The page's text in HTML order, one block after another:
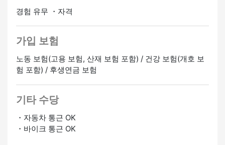
경험 유무 ・자격
가입 보험
노동 보험(고용 보험, 산재 보험 포함) / 건강 보험(개호 보
험 포함) / 후생연금 보험
기타 수당
・자동차 통근 OK
・바이크 통근 OK